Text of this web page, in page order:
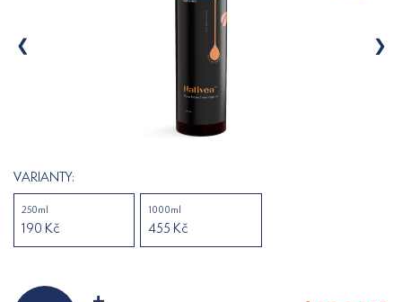
VARIANTY:
250ml
190 Kč
1000ml
455 Kč